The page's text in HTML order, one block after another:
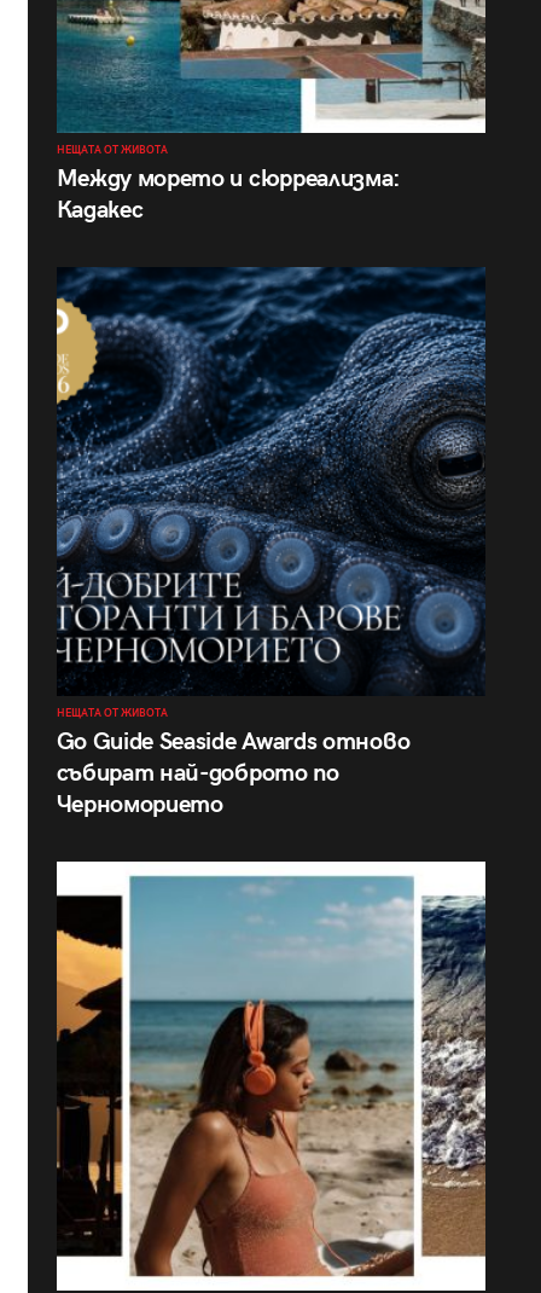
НЕЩАТА ОТ ЖИВОТА
Между морето и сюрреализма:
Кадакес
НЕЩАТА ОТ ЖИВОТА
Go Guide Seaside Awards отново
събират най-доброто по
Черноморието